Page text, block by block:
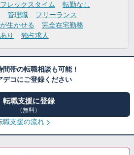
フレックスタイム
転勤なし
管理職
フリーランス
生かせる
完全在宅勤務
り 独占求人
間帯の転職相談も可能！
デコにご登録ください
転職支援に登録
（無料）
職支援の流れ